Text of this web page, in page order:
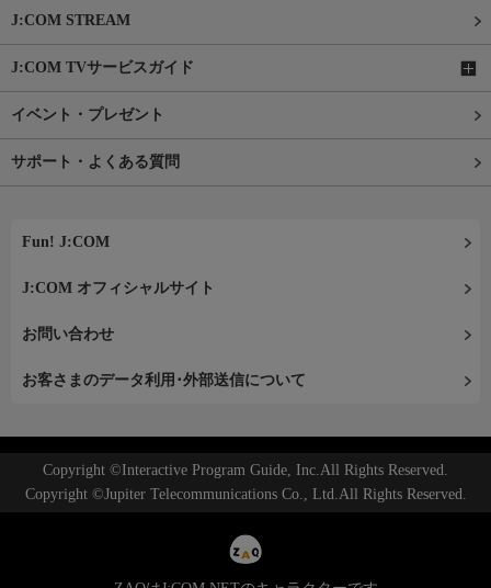
J:COM STREAM
J:COM TVサービスガイド
イベント・プレゼント
サポート・よくある質問
Fun! J:COM
J:COM オフィシャルサイト
お問い合わせ
お客さまのデータ利用･外部送信について
Copyright ©Interactive Program Guide, Inc.All Rights Reserved.
Copyright ©Jupiter Telecommunications Co., Ltd.All Rights Reserved.